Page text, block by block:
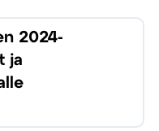
2024-
ja